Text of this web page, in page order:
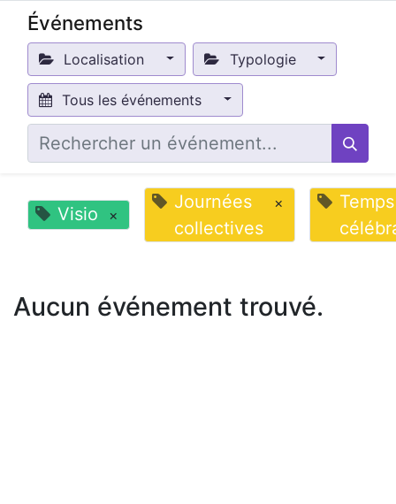
Événements
Localisation Typologie
Tous les événements
Visio ×
Journées
collectives
×
Temps
Aucun événement trouvé.